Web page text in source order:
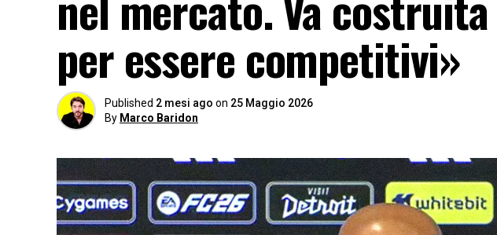
per essere competitivi»
Published 2 mesi ago on 25 Maggio 2026
By Marco Baridon